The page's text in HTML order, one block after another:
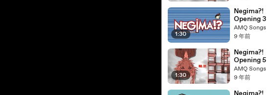
1:30
Negima?!
Opening 3
AMQ Songs
9 年前
1:30
Negima?!
Opening 5
AMQ Songs
9 年前